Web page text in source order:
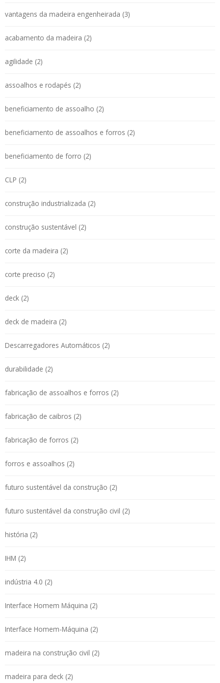
vantagens da madeira engenheirada (3)
acabamento da madeira (2)
agilidade (2)
assoalhos e rodapés (2)
beneficiamento de assoalho (2)
beneficiamento de assoalhos e forros (2)
beneficiamento de forro (2)
CLP (2)
construção industrializada (2)
construção sustentável (2)
corte da madeira (2)
corte preciso (2)
deck (2)
deck de madeira (2)
Descarregadores Automáticos (2)
durabilidade (2)
fabricação de assoalhos e forros (2)
fabricação de caibros (2)
fabricação de forros (2)
forros e assoalhos (2)
futuro sustentável da construção (2)
futuro sustentável da construção civil (2)
história (2)
IHM (2)
indústria 4.0 (2)
Interface Homem Máquina (2)
Interface Homem-Máquina (2)
madeira na construção civil (2)
madeira para deck (2)